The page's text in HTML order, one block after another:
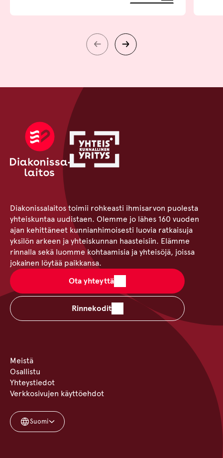
Diakonissalaitos toimii rohkeasti ihmisarvon puolesta
yhteiskuntaa uudistaen. Olemme jo lähes 160 vuoden
ajan kehittäneet kunnianhimoisesti luovia ratkaisuja
yksilön arkeen ja yhteiskunnan haasteisiin. Elämme
rinnalla sekä luomme kohtaamisia ja yhteisöjä, joissa
jokainen löytää paikkansa.
Ota yhteyttä
Rinnekodit
Meistä
Osallistu
Yhteystiedot
Verkkosivujen käyttöehdot
Suomi